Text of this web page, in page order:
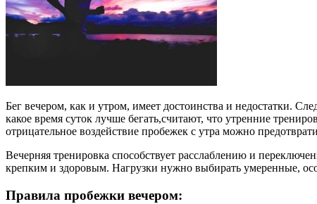
Бег вечером, как и утром, имеет достоинства и недостатки.
какое время суток лучше бегать,считают, что утренние
отрицательное воздействие пробежек с утра можно
Вечерняя тренировка способствует расслаблению и
крепким и здоровым. Нагрузки нужно выбирать умеренные,
Правила пробежки вечером: